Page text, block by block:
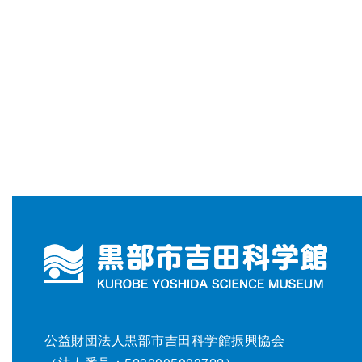
公益財団法人黒部市吉田科学館振興協会